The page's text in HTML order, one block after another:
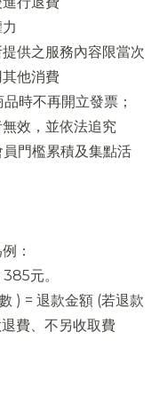
供之服務內容限當次
他消費
時不再開立發票；
效，並依法追究
門檻累積及集點活
：
元。
) = 退款金額 (若退款
費、不另收取費